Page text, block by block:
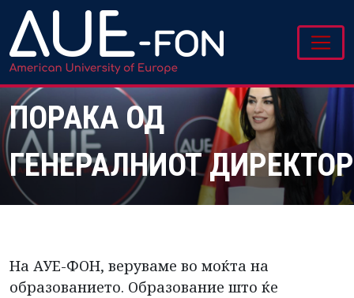
ПОРАКА ОД
ГЕНЕРАЛНИОТ ДИРЕКТОР
На АУЕ-ФОН, веруваме во моќта на
образованието. Образование што ќе